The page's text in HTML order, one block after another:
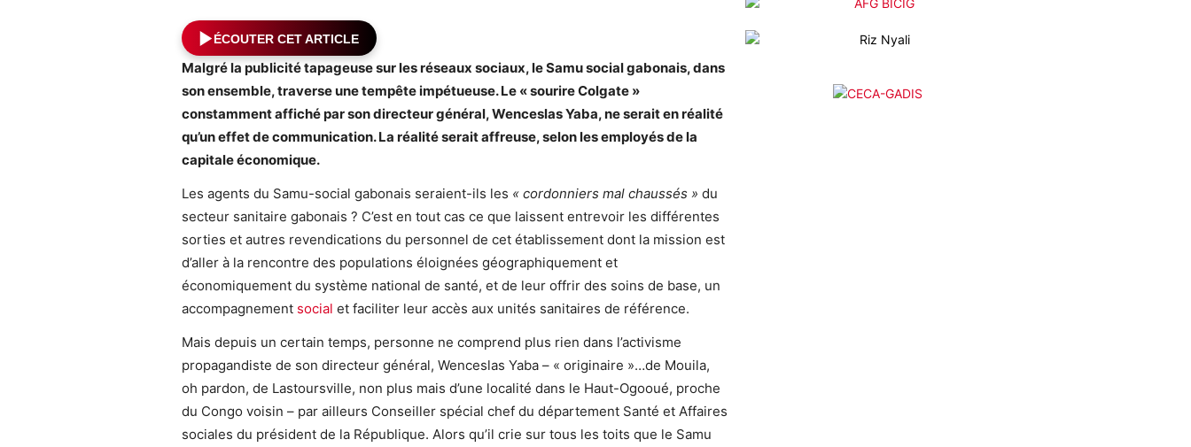
ÉCOUTER CET ARTICLE
Malgré la publicité tapageuse sur les réseaux sociaux, le Samusocial gabonais, dans
son ensemble, traverse une tempête impétueuse. Le « sourire Colgate »
constamment affiché par son directeur général, Wenceslas Yaba, ne serait en réalité
qu’un effet de communication. La réalité serait affreuse, selon les employés dela
capitale économique.
Les agents du Samu-social gabonais seraient-ils les « cordonniers mal chaussés » du
secteur sanitaire gabonais ? C’est en tout cas ce que laissent entrevoir les différentes
sorties et autres revendications du personnel de cet établissement dont la mission est
d’aller à la rencontre des populations éloignées géographiquement et
économiquement du système national de santé, et de leur offrir des soins de base, un
accompagnement social et faciliter leur accès aux unités sanitaires de référence.
Mais depuis un certain temps, personne ne comprend plus rien dans l’activisme
propagandiste de son directeur général, Wenceslas Yaba – « originaire »…de Mouila,
oh pardon, de Lastoursville, non plus mais d’une localité dans le Haut-Ogooué, proche
du Congo voisin – par ailleurs Conseiller spécial chef du département Santé et Affaires
sociales du président de la République. Alors qu’il crie sur tous les toits que le Samu